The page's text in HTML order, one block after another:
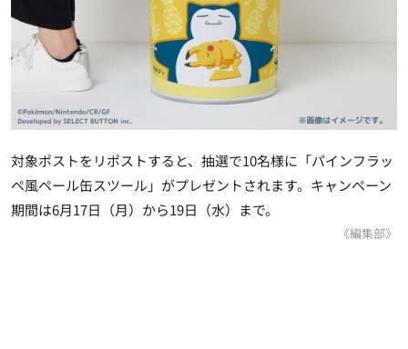
対象ポストをリポストすると、抽選で10名様に「パインフラッ
ペ風ペール缶スツール」がプレゼントされます。キャンペーン
期間は6月17日（月）から19日（水）まで。
《編集部》